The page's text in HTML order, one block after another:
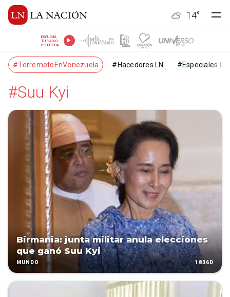
14°
ESCUCHÁ
TU RADIO
PREFERIDA
#TerremotoEnVenezuela #Hacedores LN #Especiales LN
#Suu Kyi
Birmania: junta militar anula elecciones
que ganó Suu Kyi
MUNDO 1836D